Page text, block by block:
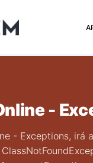
-
- Exceptions, irá